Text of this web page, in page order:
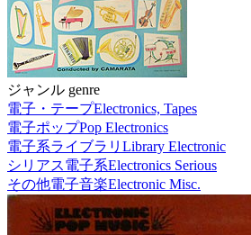
ジャンル genre
電子・テープElectronics, Tapes
電子ポップPop Electronics
電子系ライブラリ Library Electronic
シリアス電子系Electronics Serious
その他電子音楽Electronic Misc.